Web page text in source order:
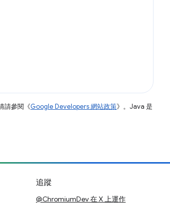
請參閱《Google Developers 網站政策》。Java 是
追蹤
@ChromiumDev 在 X 上運作